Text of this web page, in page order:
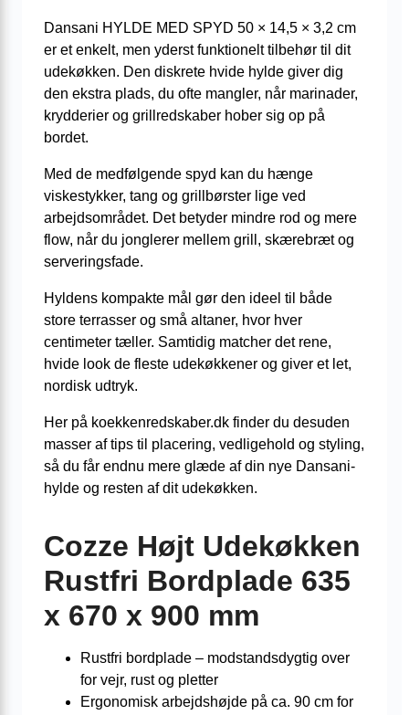
Dansani HYLDE MED SPYD 50 × 14,5 × 3,2 cm
er et enkelt, men yderst funktionelt tilbehør til dit
udekøkken. Den diskrete hvide hylde giver dig
den ekstra plads, du ofte mangler, når marinader,
krydderier og grillredskaber hober sig op på
bordet.
Med de medfølgende spyd kan du hænge
viskestykker, tang og grillbørster lige ved
arbejdsområdet. Det betyder mindre rod og mere
flow, når du jonglerer mellem grill, skærebræt og
serveringsfade.
Hyldens kompakte mål gør den ideel til både
store terrasser og små altaner, hvor hver
centimeter tæller. Samtidig matcher det rene,
hvide look de fleste udekøkkener og giver et let,
nordisk udtryk.
Her på koekkenredskaber.dk finder du desuden
masser af tips til placering, vedligehold og styling,
så du får endnu mere glæde af din nye Dansani-
hylde og resten af dit udekøkken.
Cozze Højt Udekøkken
Rustfri Bordplade 635
x 670 x 900 mm
Rustfri bordplade – modstandsdygtig over
for vejr, rust og pletter
Ergonomisk arbejdshøjde på ca. 90 cm for